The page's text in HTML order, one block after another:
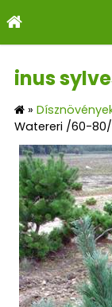
inus
»
Watereri /60-80/